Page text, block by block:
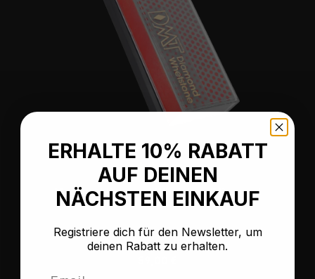
Durchschnittliche Bewertung von 5 von 5 Sternen
Machinist Diamond Whetstone™ Diamant
Schleifstein in Kunststoffbox 6"
ERHALTE 10% RABATT
AUF DEINEN
NÄCHSTEN EINKAUF
Registriere dich für den Newsletter, um
deinen Rabatt zu erhalten.